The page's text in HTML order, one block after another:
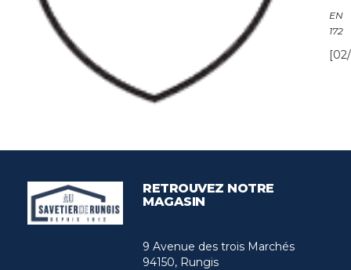
EN
172
RETROUVEZ NOTRE
MAGASIN
9 Avenue des trois Marchés
94150, Rungis